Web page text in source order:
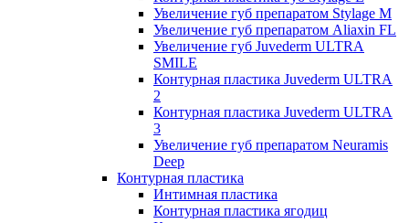
Увеличение губ препаратом Stylage M
Увеличение губ препаратом Aliaxin FL
Увеличение губ Juvederm ULTRA
SMILE
Контурная пластика Juvederm ULTRA
2
Контурная пластика Juvederm ULTRA
3
Увеличение губ препаратом Neuramis
Deep
Контурная пластика
Интимная пластика
Контурная пластика ягодиц